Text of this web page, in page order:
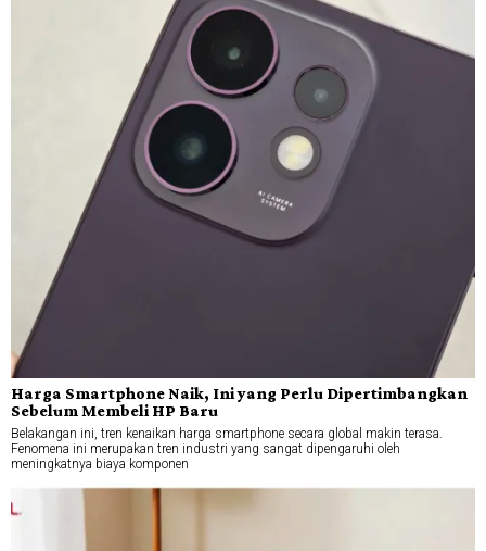
Harga Smartphone Naik, Ini yang Perlu Dipertimbangkan
Sebelum Membeli HP Baru
Belakangan ini, tren kenaikan harga smartphone secara global makin terasa.
Fenomena ini merupakan tren industri yang sangat dipengaruhi oleh
meningkatnya biaya komponen